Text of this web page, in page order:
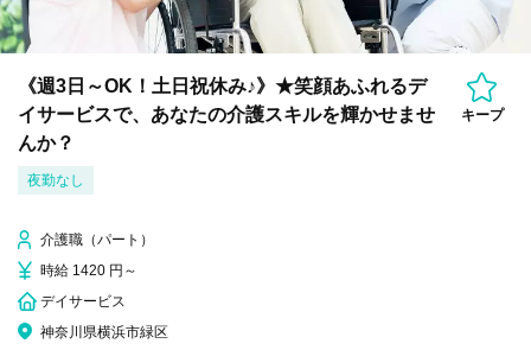
《週3日～OK！土日祝休み♪》★笑顔あふれるデ
イサービスで、あなたの介護スキルを輝かせませ
んか？
キープ
夜勤なし
介護職（パート）
時給 1420 円～
デイサービス
神奈川県横浜市緑区